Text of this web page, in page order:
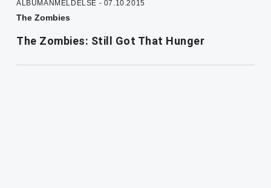
ALBUMANMELDELSE - 07.10.2015
The Zombies
The Zombies: Still Got That Hunger